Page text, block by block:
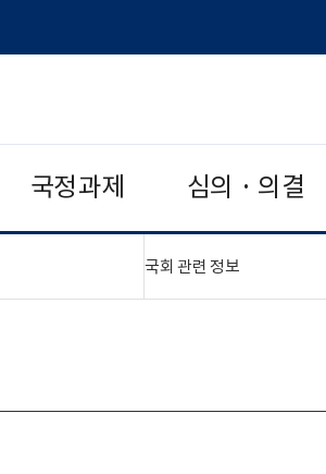
국정과제 심의 · 의결
국회 관련 정보"접기,펼치기"